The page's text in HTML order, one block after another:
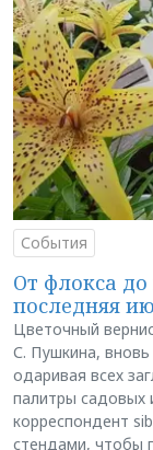
События
От флокса
последняя
Цветочный
С. Пушкина,
одаривая всех
палитры садовых
корреспондент
стендами, чтобы